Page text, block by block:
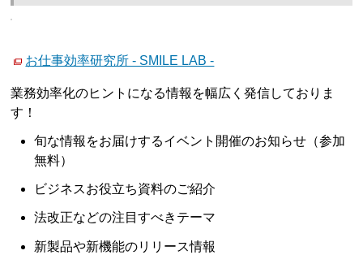
お仕事効率研究所 - SMILE LAB -
業務効率化のヒントになる情報を幅広く発信しておりま
す！
旬な情報をお届けするイベント開催のお知らせ（参加
無料）
ビジネスお役立ち資料のご紹介
法改正などの注目すべきテーマ
新製品や新機能のリリース情報